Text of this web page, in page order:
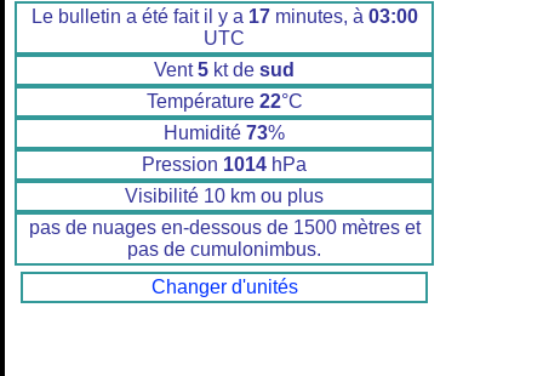
Le bulletin a été fait il y a 17minutes, à 03:00
UTC
Vent5 kt de sud
Température 22°C
Humidité 73%
Pression 1014 hPa
Visibilité 10 km ou plus
pas de nuages en-dessous de 1500 mètres et
pas de cumulonimbus.
Changer d'unités